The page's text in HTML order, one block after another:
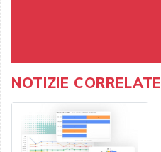
NOTIZIE CORRELATE